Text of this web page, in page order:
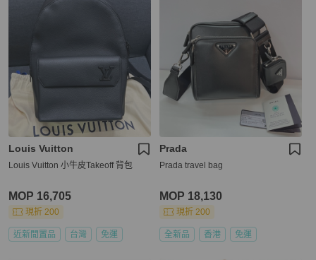
Louis Vuitton
Louis Vuitton 小牛皮Takeoff 背包
MOP 16,705
現折 200
近新閒置品 台灣 免運
Prada
Prada travel bag
MOP 18,130
現折 200
全新品 香港 免運